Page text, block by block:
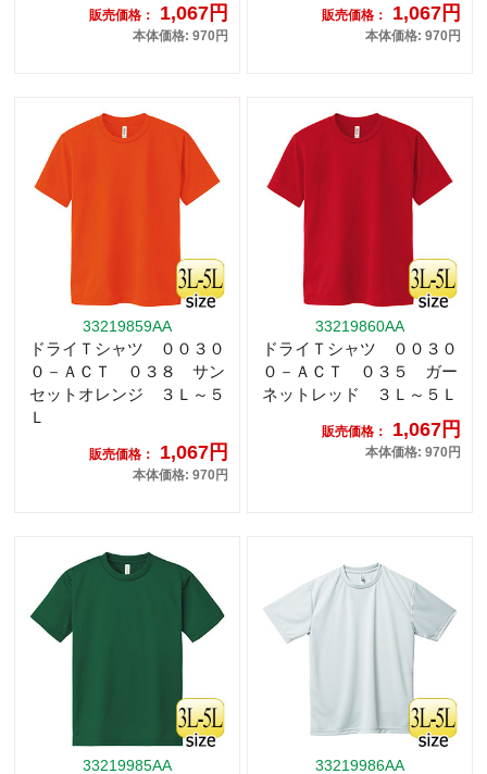
販売価格： 1,067円
本体価格: 970円
販売価格： 1,067円
本体価格: 970円
33219859AA
ドライＴシャツ ００３０
０－ＡＣＴ ０３８ サン
セットオレンジ ３Ｌ～５
Ｌ
販売価格： 1,067円
本体価格: 970円
33219860AA
ドライＴシャツ ００３０
０－ＡＣＴ ０３５ ガー
ネットレッド ３Ｌ～５Ｌ
販売価格： 1,067円
本体価格: 970円
33219985AA 33219986AA